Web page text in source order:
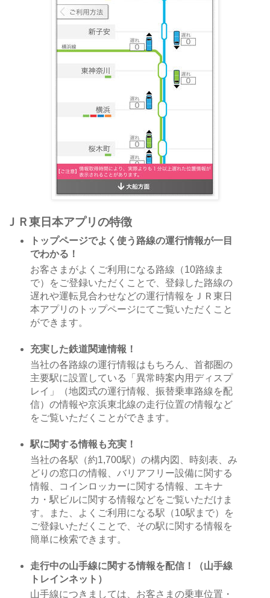
ＪＲ東日本アプリの特徴
トップページでよく使う路線の運行情報が一目
でわかる！
お客さまがよくご利用になる路線（10路線ま
で）をご登録いただくことで、登録した路線の
遅れや運転見合わせなどの運行情報をＪＲ東日
本アプリのトップページにてご覧いただくこと
ができます。
充実した鉄道関連情報！
当社の各路線の運行情報はもちろん、首都圏の
主要駅に設置している「異常時案内用ディスプ
レイ」（地図式の運行情報、振替乗車路線を配
信）の情報や京浜東北線の走行位置の情報など
をご覧いただくことができます。
駅に関する情報も充実！
当社の各駅（約1,700駅）の構内図、時刻表、み
どりの窓口の情報、バリアフリー設備に関する
情報、コインロッカーに関する情報、エキナ
カ・駅ビルに関する情報などをご覧いただけま
す。また、よくご利用になる駅（10駅まで）を
ご登録いただくことで、その駅に関する情報を
簡単に検索できます。
走行中の山手線に関する情報を配信！（山手線
トレインネット）
山手線につきましては、お客さまの乗車位置・